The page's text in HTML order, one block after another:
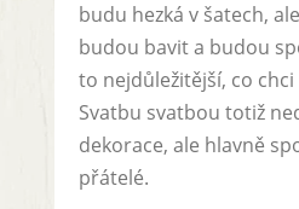
budu hezká v šatech,
budou bavit a budou
to nejdůležitější, co
Svatbu svatbou totiž
dekorace, ale hlavně
přátelé.